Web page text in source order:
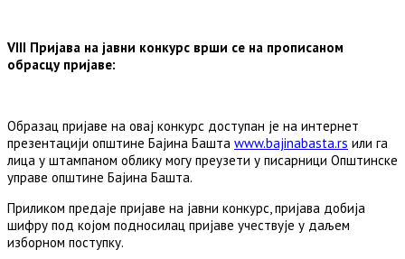
VIII Пријава на јавни конкурс врши се на прописаном
обрасцу пријаве:
Образац пријаве на овај конкурс доступан је на интернет
презентацији општине Бајина Башта www.bajinabasta.rs или га
лица у штампаном облику могу преузети у писарници Општинске
управе општине Бајина Башта.
Приликом предаје пријаве на јавни конкурс, пријава добија
шифру под којом подносилац пријаве учествује у даљем
изборном поступку.